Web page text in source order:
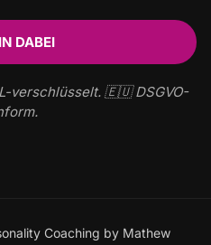
verschlüsselt. 🇪🇺 DSGVO-
Coaching by Mathew